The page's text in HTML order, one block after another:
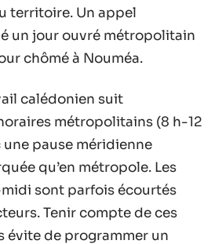
territoire. Un appel
un jour ouvré métropolitain
chômé à Nouméa.
calédonien suit
métropolitains (8 h-12
une pause méridienne
qu’en métropole. Les
sont parfois écourtés
Tenir compte de ces
évite de programmer un